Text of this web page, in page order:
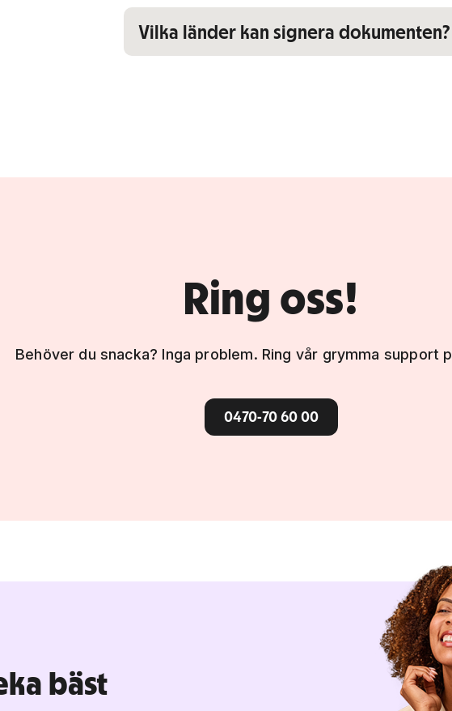
Visa/dölj innehåll för
Vilka länder kan signera dokumenten?
Ring oss!
Behöver du snacka? Inga problem. Ring vår grymma support
0470-70 60 00
bäst